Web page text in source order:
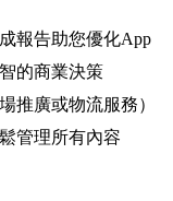
報告助您優化App
的商業決策
推廣或物流服務）
管理所有內容